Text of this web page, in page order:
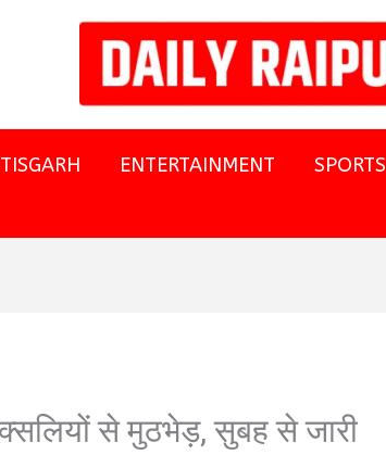
ENTERTAINMENT SPORTS
से मुठभेड़, सुबह से जारी